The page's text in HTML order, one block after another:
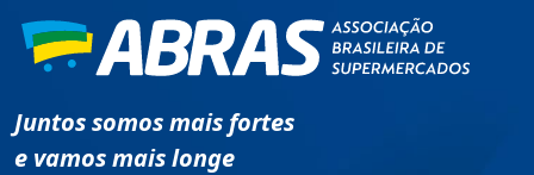
Juntos somos mais fortes
e vamos mais longe